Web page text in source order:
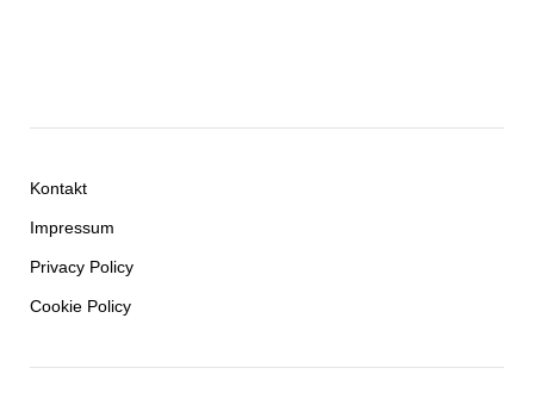
Kontakt
Impressum
Privacy Policy
Cookie Policy